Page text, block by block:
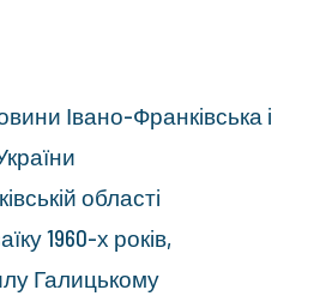
Івано-Франківська і
області
1960-х років,
Галицькому